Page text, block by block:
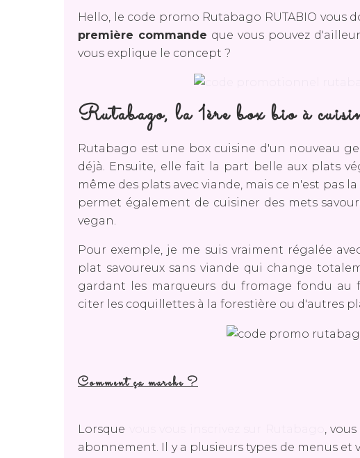
Hello, le code promo Rutabago RUTABIO vous
première commande que vous pouvez
vous explique le concept ?
Rutabago, la 1ère box bio à
Rutabago est une box cuisine d'un nouveau
déjà. Ensuite, elle fait la part belle aux plats
même des plats avec viande, mais ce n'est pas
permet également de cuisiner des mets
vegan.
Pour exemple, je me suis vraiment régalée
plat savoureux sans viande qui change
gardant les marqueurs du fromage fondu au
citer les coquillettes à la forestière ou d'autres
Comment ça marche ?
Lorsque
,
abonnement. Il y a plusieurs types de menus et